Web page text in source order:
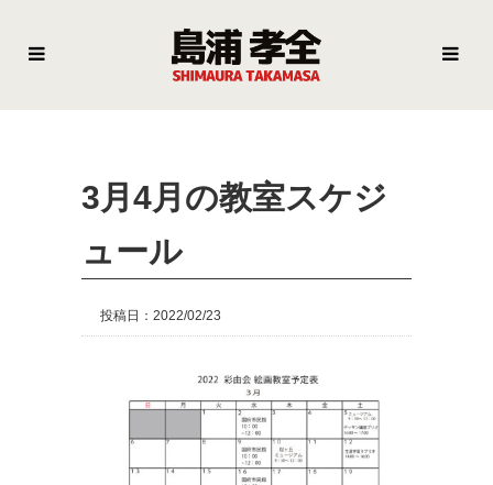
3月4月の教室スケジ
ュール
投稿日：2022/02/23